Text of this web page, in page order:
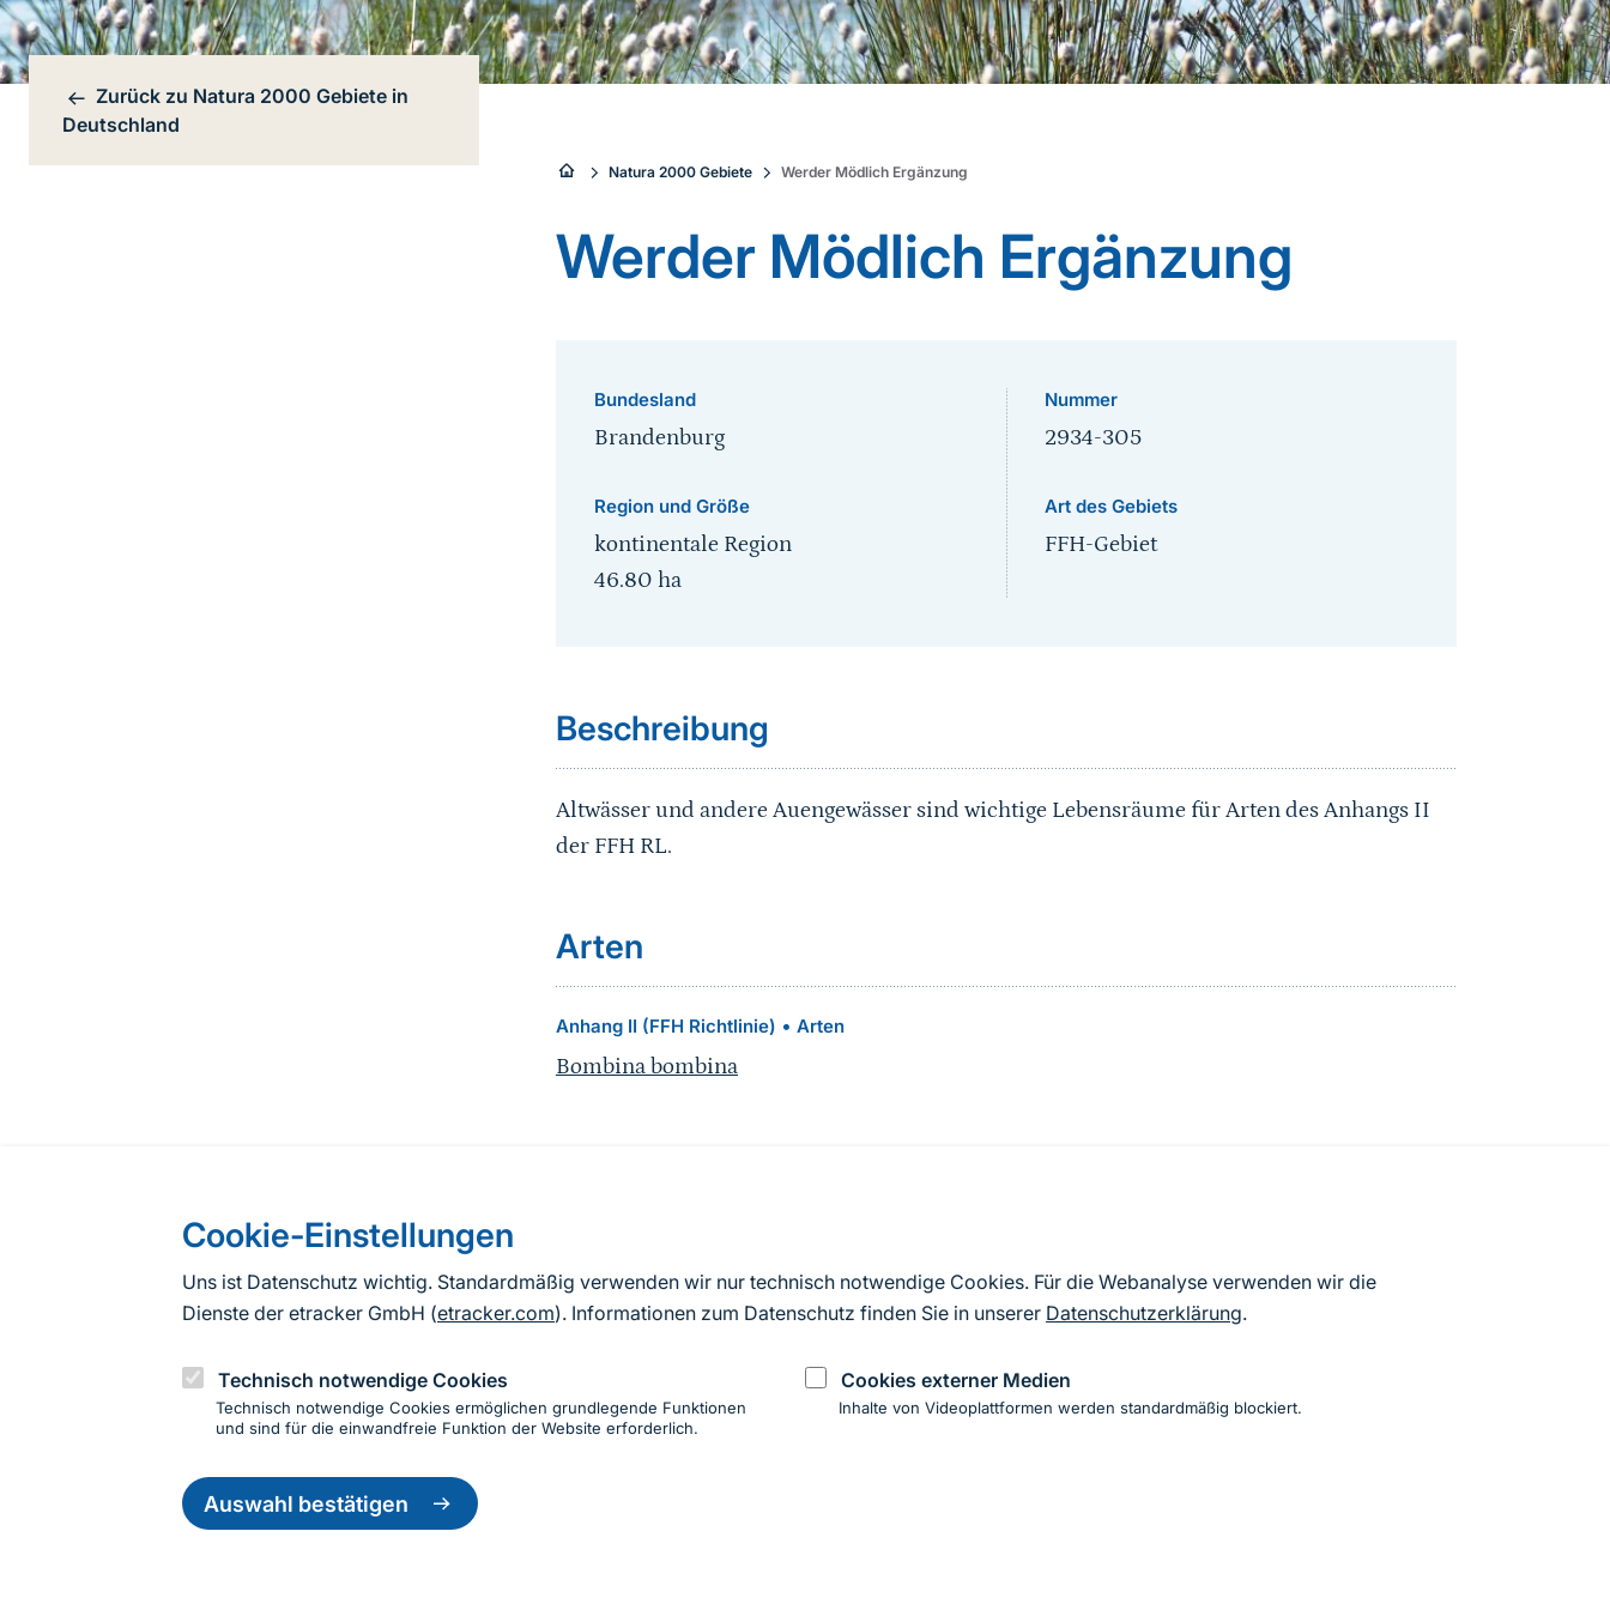
Cookie-Einstellungen
Uns ist Datenschutz wichtig. Standardmäßig verwenden wir nur technisch notwendige Cookies. Für die Webanalyse verwenden wir die
Dienste der etracker GmbH (etracker.com). Informationen zum Datenschutz finden Sie in unserer Datenschutzerklärung.
Technisch notwendige Cookies
Technisch notwendige Cookies ermöglichen grundlegende Funktionen
und sind für die einwandfreie Funktion der Website erforderlich.
Cookies externer Medien
Inhalte von Videoplattformen werden standardmäßig blockiert.
Auswahl bestätigen
Einwilligung
zurückziehen
Bereichsnavigation
Zurück zu Natura 2000 Gebiete in
Deutschland
Sie
sind
hier:
Natura 2000 Gebiete Werder Mödlich Ergänzung
Werder Mödlich Ergänzung
Bundesland
Brandenburg
Region und Größe
kontinentale Region
46.80 ha
Nummer
2934-305
Art des Gebiets
FFH-Gebiet
Beschreibung
Altwässer und andere Auengewässer sind wichtige Lebensräume für Arten des Anhangs II
der FFH RL.
Arten
Anhang II (FFH Richtlinie) • Arten
Bombina bombina
Nach Angaben der an die EU übermittelten Standarddatenbögen Deutschlands (Stand:
2019). Aus besonderen Schutzgründen enthalten die zur Veröffentlichung freigegebenen
Informationen zur Seite